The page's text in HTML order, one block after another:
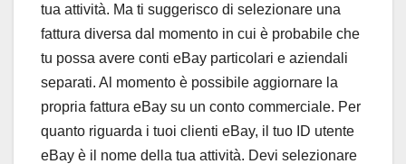
tua attività. Ma ti suggerisco di selezionare una
fattura diversa dal momento in cui è probabile che
tu possa avere conti eBay particolari e aziendali
separati. Al momento è possibile aggiornare la
propria fattura eBay su un conto commerciale. Per
quanto riguarda i tuoi clienti eBay, il tuo ID utente
eBay è il nome della tua attività. Devi selezionare